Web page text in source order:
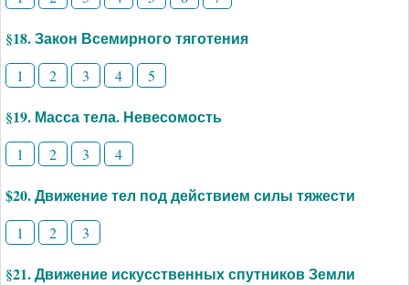
§18. Закон Всемирного тяготения
1 2 3 4 5
§19. Масса тела. Невесомость
1 2 3 4
$20. Движение тел под действием силы тяжести
1 2 3
§21. Движение искусственных спутников Земли